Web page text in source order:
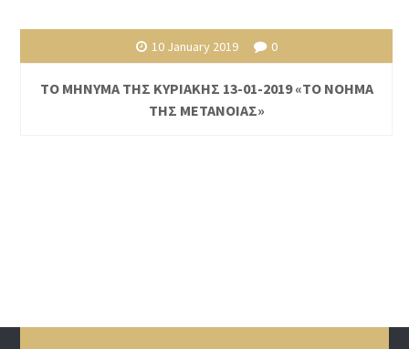
10 January 2019 0
ΤΟ ΜΗΝΥΜΑ ΤΗΣ ΚΥΡΙΑΚΗΣ 13-01-2019 «ΤΟ ΝΟΗΜΑ
ΤΗΣ ΜΕΤΑΝΟΙΑΣ»